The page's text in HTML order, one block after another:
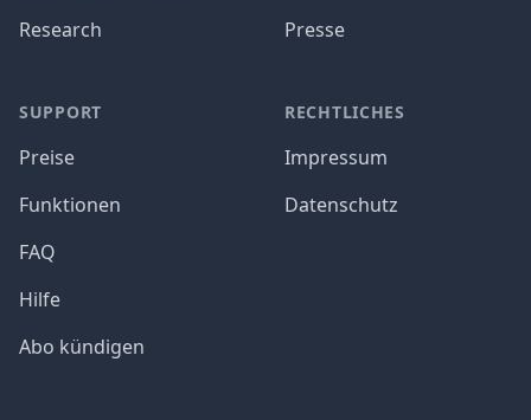
Research
SUPPORT
Preise
Funktionen
FAQ
Hilfe
Abo kündigen
Presse
RECHTLICHES
Impressum
Datenschutz